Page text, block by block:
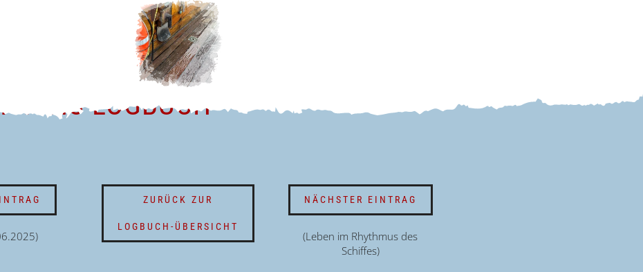
LOGBUCH
ZURÜCK ZUR
LOGBUCH-ÜBERSICHT
NÄCHSTER EINTRAG
(Leben im Rhythmus des
Schiffes)